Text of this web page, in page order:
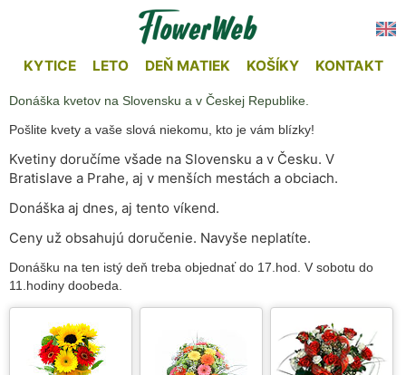
KYTICE LETO DEŇ MATIEK KOŠÍKY KONTAKT
Donáška kvetov na Slovensku a v Českej Republike.
Pošlite kvety a vaše slová niekomu, kto je vám blízky!
Kvetiny doručíme všade na Slovensku a v Česku. V
Bratislave a Prahe, aj v menších mestách a obciach.
Donáška aj dnes, aj tento víkend.
Ceny už obsahujú doručenie. Navyše neplatíte.
Donášku na ten istý deň treba objednať do 17.hod. V sobotu do
11.hodiny doobeda.